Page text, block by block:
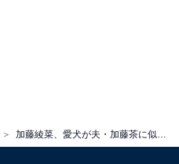
加藤綾菜、愛犬が夫・加藤茶に似ていると話題に！ 「カトちゃんにソックリ」「すごく似ている。かわいい」